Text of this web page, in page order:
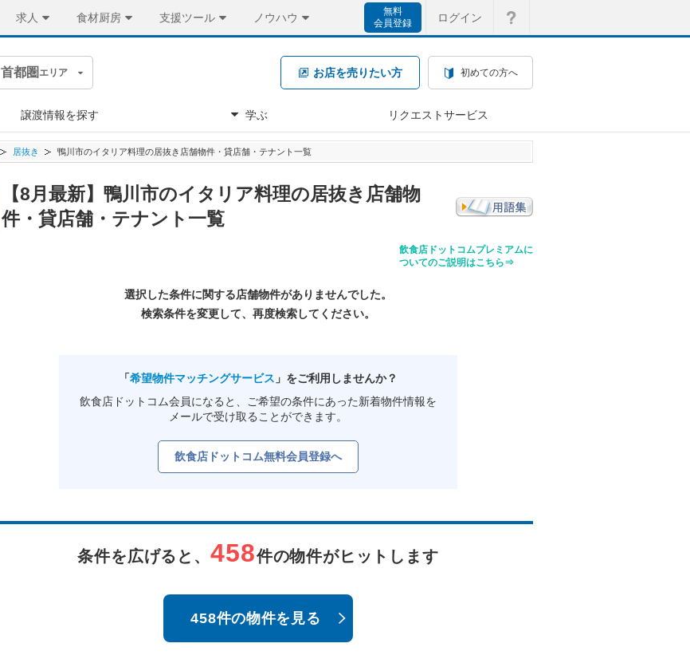
求人 食材厨房 支援ツール ノウハウ
無料
会員登録
ログイン
首都圏 エリア お店を売りたい方 初めての方へ
譲渡情報を探す 学ぶ リクエストサービス
居抜き 鴨川市のイタリア料理の居抜き店舗物件・貸店舗・テナント一覧
【8月最新】鴨川市のイタリア料理の居抜き店舗物
件・貸店舗・テナント一覧
飲食店ドットコムプレミアムに
ついてのご説明はこちら⇒
選択した条件に関する店舗物件がありませんでした。
検索条件を変更して、再度検索してください。
「希望物件マッチングサービス 」をご利用しませんか？
飲食店ドットコム会員になると、ご希望の条件にあった新着物件情報を
メールで受け取ることができます。
飲食店ドットコム無料会員登録へ
条件を広げると、 458件の物件がヒットします
458件の物件を見る